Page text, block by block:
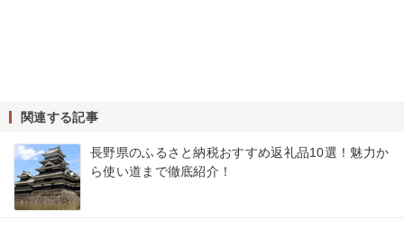
関連する記事
長野県のふるさと納税おすすめ返礼品10選！魅力か
ら使い道まで徹底紹介！